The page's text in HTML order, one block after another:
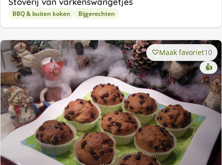
BBQ & buiten koken Bijgerechten
Maak favoriet10
👍